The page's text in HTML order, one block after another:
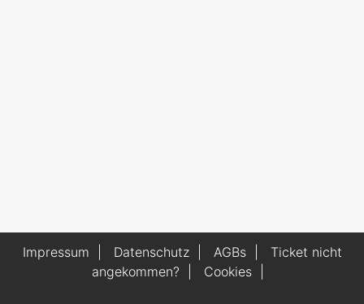
Impressum Datenschutz| AGBs| Ticket nicht
angekommen?
Cookies